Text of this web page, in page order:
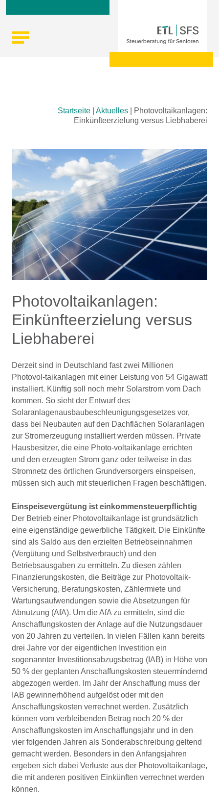
Startseite Aktuelles
Photovoltaikanlagen:
Einkünfteerzielung versus Liebhaberei
Photovoltaikanlagen:
Einkünfteerzielung versus
Liebhaberei
Derzeit sind in Deutschland fast zwei Millionen
Photovol-taikanlagen mit einer Leistung von 54 Gigawatt
installiert. Künftig soll noch mehr Solarstrom vom Dach
kommen. So sieht der Entwurf des
Solaranlagenausbaubeschleunigungsgesetzes vor,
dass bei Neubauten auf den Dachflächen Solaranlagen
zur Stromerzeugung installiert werden müssen. Private
Hausbesitzer, die eine Photo-voltaikanlage errichten
und den erzeugten Strom ganz oder teilweise in das
Stromnetz des örtlichen Grundversorgers einspeisen,
müssen sich auch mit steuerlichen Fragen beschäftigen.
Einspeisevergütung ist einkommensteuerpﬂichtig
Der Betrieb einer Photovoltaikanlage ist grundsätzlich
eine eigenständige gewerbliche Tätigkeit. Die Einkünfte
sind als Saldo aus den erzielten Betriebseinnahmen
(Vergütung und Selbstverbrauch) und den
Betriebsausgaben zu ermitteln. Zu diesen zählen
Finanzierungskosten, die Beiträge zur Photovoltaik-
Versicherung, Beratungskosten, Zählermiete und
Wartungsaufwendungen sowie die Absetzungen für
Abnutzung (AfA). Um die AfA zu ermitteln, sind die
Anschaffungskosten der Anlage auf die Nutzungsdauer
von 20 Jahren zu verteilen. In vielen Fällen kann bereits
drei Jahre vor der eigentlichen Investition ein
sogenannter Investitionsabzugsbetrag (IAB) in Höhe von
50 % der geplanten Anschaffungskosten steuermindernd
abgezogen werden. Im Jahr der Anschaffung muss der
IAB gewinnerhöhend aufgelöst oder mit den
Anschaffungskosten verrechnet werden. Zusätzlich
können vom verbleibenden Betrag noch 20 % der
Anschaffungskosten im Anschaffungsjahr und in den
vier folgenden Jahren als Sonderabschreibung geltend
gemacht werden. Besonders in den Anfangsjahren
ergeben sich dabei Verluste aus der Photovoltaikanlage,
die mit anderen positiven Einkünften verrechnet werden
können.